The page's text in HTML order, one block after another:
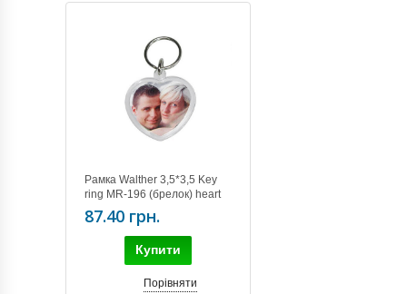
Рамка Walther 3,5*3,5 Key
ring MR-196 (брелок) heart
87.40 грн.
Купити
Порівняти